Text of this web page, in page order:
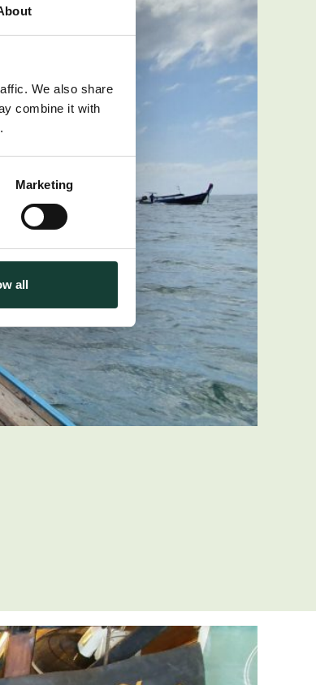
We also share
combine it with
Marketing
all